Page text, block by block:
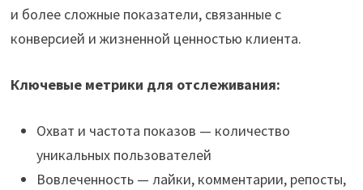
и более сложные показатели, связанные с
конверсией и жизненной ценностью клиента.
Ключевые метрики для отслеживания:
Охват и частота показов — количество
уникальных пользователей
Вовлеченность — лайки, комментарии, репосты,